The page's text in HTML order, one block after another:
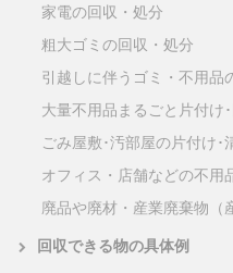
家電の回収・処分
粗大ゴミの回収・処分
引越しに伴うゴミ・不用品
大量不用品まるごと片付け
ごみ屋敷･汚部屋の片付け･
オフィス・店舗などの不用
廃品や廃材・産業廃棄物（
回収できる物の具体例